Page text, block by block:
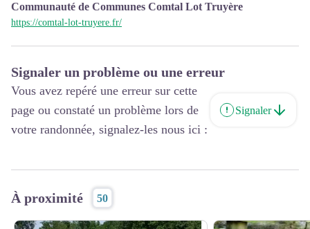
Communauté de Communes Comtal Lot Truyère
https://comtal-lot-truyere.fr/
Signaler un problème ou une erreur
Vous avez repéré une erreur sur cette
page ou constaté un problème lors de
votre randonnée, signalez-les nous ici :
Signaler
À proximité 50